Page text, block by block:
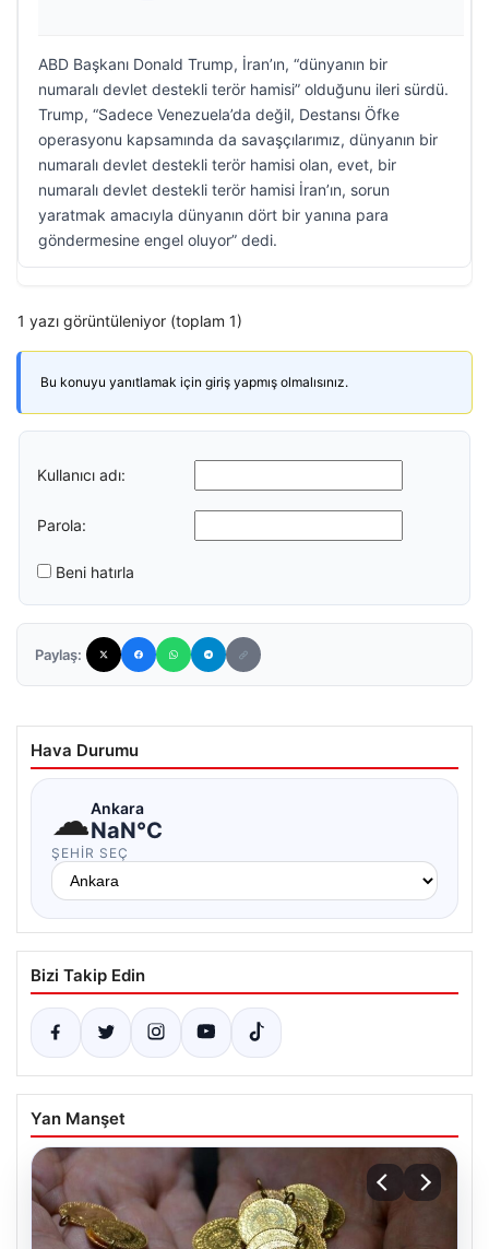
ABD Başkanı Donald Trump, İran’ın, “dünyanın bir
numaralı devlet destekli terör hamisi” olduğunu ileri sürdü.
Trump, “Sadece Venezuela’da değil, Destansı Öfke
operasyonu kapsamında da savaşçılarımız, dünyanın bir
numaralı devlet destekli terör hamisi olan, evet, bir
numaralı devlet destekli terör hamisi İran’ın, sorun
yaratmak amacıyla dünyanın dört bir yanına para
göndermesine engel oluyor” dedi.
1 yazı görüntüleniyor (toplam 1)
Bu konuyu yanıtlamak için giriş yapmış olmalısınız.
Kullanıcı adı:
Parola:
Beni hatırla
Paylaş:
Hava Durumu
☁Ankara
NaN°C
ŞEHIR SEÇ
Bizi Takip Edin
Yan Manşet